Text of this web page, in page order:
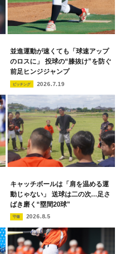
並進運動が速くても「球速アップ
のロスに」 投球の“膝抜け”を防ぐ
前足ヒンジジャンプ
ピッチング 2026.7.19
キャッチボールは「肩を温める運
動じゃない」 送球は二の次...足さ
ばき磨く“塁間20球”
守備 2026.8.5